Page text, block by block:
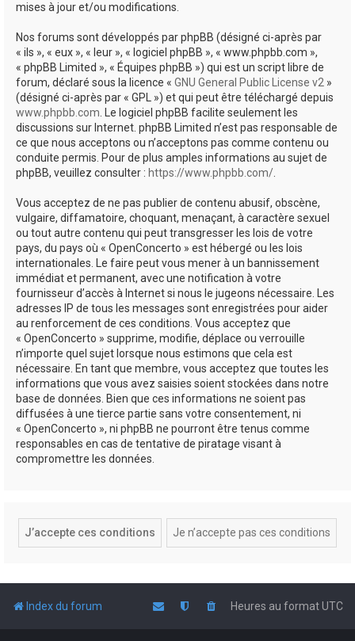
mises à jour et/ou modifications.
Nos forums sont développés par phpBB (désigné ci-après par
« ils », « eux », « leur », « logiciel phpBB », « www.phpbb.com »,
« phpBB Limited », « Équipes phpBB ») qui est un script libre de
forum, déclaré sous la licence « GNU General Public License v2 »
(désigné ci-après par « GPL ») et qui peut être téléchargé depuis
www.phpbb.com. Le logiciel phpBB facilite seulement les
discussions sur Internet. phpBB Limited n’est pas responsable de
ce que nous acceptons ou n’acceptons pas comme contenu ou
conduite permis. Pour de plus amples informations au sujet de
phpBB, veuillez consulter : https://www.phpbb.com/.
Vous acceptez de ne pas publier de contenu abusif, obscène,
vulgaire, diffamatoire, choquant, menaçant, à caractère sexuel
ou tout autre contenu qui peut transgresser les lois de votre
pays, du pays où « OpenConcerto » est hébergé ou les lois
internationales. Le faire peut vous mener à un bannissement
immédiat et permanent, avec une notification à votre
fournisseur d’accès à Internet si nous le jugeons nécessaire. Les
adresses IP de tous les messages sont enregistrées pour aider
au renforcement de ces conditions. Vous acceptez que
« OpenConcerto » supprime, modifie, déplace ou verrouille
n’importe quel sujet lorsque nous estimons que cela est
nécessaire. En tant que membre, vous acceptez que toutes les
informations que vous avez saisies soient stockées dans notre
base de données. Bien que ces informations ne soient pas
diffusées à une tierce partie sans votre consentement, ni
« OpenConcerto », ni phpBB ne pourront être tenus comme
responsables en cas de tentative de piratage visant à
compromettre les données.
Index du forum Heures au formatUTC